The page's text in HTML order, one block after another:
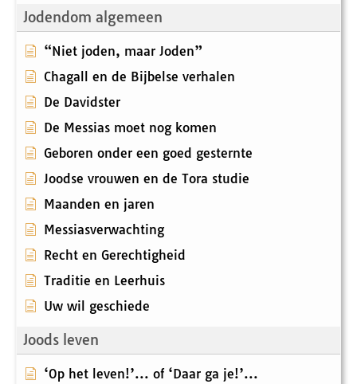
Jodendom algemeen
“Niet joden, maar Joden”
Chagall en de Bijbelse verhalen
De Davidster
De Messias moet nog komen
Geboren onder een goed gesternte
Joodse vrouwen en de Tora studie
Maanden en jaren
Messiasverwachting
Recht en Gerechtigheid
Traditie en Leerhuis
Uw wil geschiede
Joods leven
‘Op het leven!’... of ‘Daar ga je!’...